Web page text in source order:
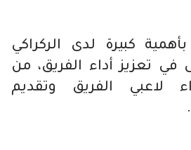
كبيرة لدى الركراكي
في تعزيز أداء الفريق، من
لاعبي الفريق وتقديم